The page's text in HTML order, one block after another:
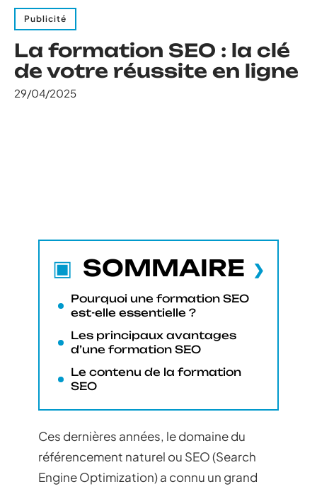
Publicité
La formation SEO : la clé
de votre réussite en ligne
29/04/2025
SOMMAIRE
Pourquoi une formation SEO
est-elle essentielle ?
Les principaux avantages
d’une formation SEO
Le contenu de la formation
SEO
Ces dernières années, le domaine du
référencement naturel ou SEO (Search
Engine Optimization) a connu un grand